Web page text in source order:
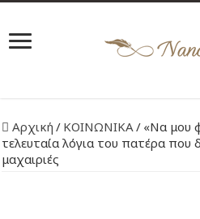
Αρχική / ΚΟΙΝΩΝΙΚΑ/ «Να μου
τελευταία λόγια του πατέρα που
μαχαιριές